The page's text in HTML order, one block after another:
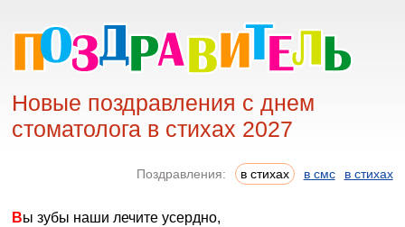
Новые поздравления с днем
стоматолога в стихах 2027
Поздравления: в стихах в смс в стихах
Вы зубы наши лечите усердно,